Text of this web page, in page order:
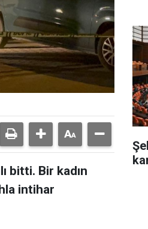
bitti. Bir kadın
intihar